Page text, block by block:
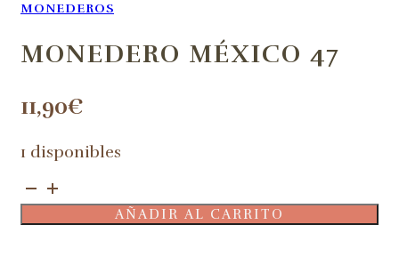
MONEDEROS
MONEDERO MÉXICO 47
11,90€
1 disponibles
Monedero
México
47
AÑADIR AL CARRITO